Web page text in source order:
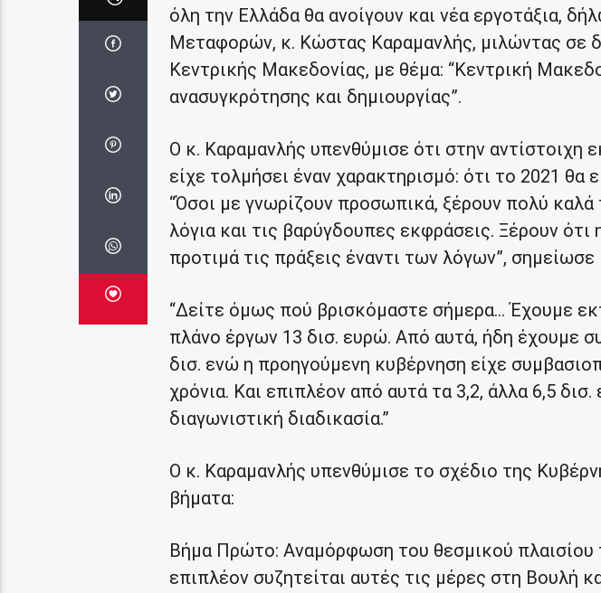
όλη την Ελλάδα θα ανοίγουν και νέα εργοτάξια,
Μεταφορών, κ. Κώστας Καραμανλής, μιλώντας σε
Κεντρικής Μακεδονίας, με θέμα: “Κεντρική
ανασυγκρότησης και δημιουργίας”.
Ο κ. Καραμανλής υπενθύμισε ότι στην αντίστοιχη
είχε τολμήσει έναν χαρακτηρισμό: ότι το 2021 θα
“Όσοι με γνωρίζουν προσωπικά, ξέρουν πολύ
λόγια και τις βαρύγδουπες εκφράσεις. Ξέρουν
προτιμά τις πράξεις έναντι των λόγων”,
“Δείτε όμως πού βρισκόμαστε σήμερα… Έχουμε
πλάνο έργων 13 δισ. ευρώ. Από αυτά, ήδη έχουμε
δισ. ενώ η προηγούμενη κυβέρνηση είχε
χρόνια. Και επιπλέον από αυτά τα 3,2, άλλα 6,5
διαγωνιστική διαδικασία.”
Ο κ. Καραμανλής υπενθύμισε το σχέδιο της
βήματα:
Βήμα Πρώτο: Αναμόρφωση του θεσμικού
επιπλέον συζητείται αυτές τις μέρες στη Βουλή